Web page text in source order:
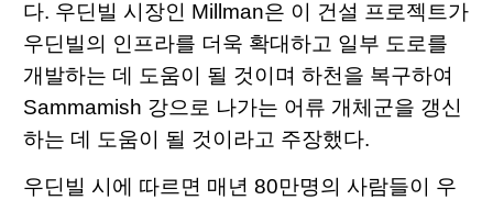
다. 우딘빌 시장인 Millman은 이 건설 프로젝트가
우딘빌의 인프라를 더욱 확대하고 일부 도로를
개발하는 데 도움이 될 것이며 하천을 복구하여
Sammamish 강으로 나가는 어류 개체군을 갱신
하는 데 도움이 될 것이라고 주장했다.
우딘빌 시에 따르면 매년 80만명의 사람들이 우